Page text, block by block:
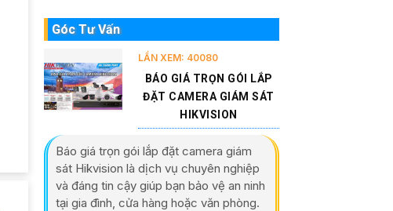
Góc Tư Vấn
LẦN XEM: 40080
BÁO GIÁ TRỌN GÓI LẮP
ĐẶT CAMERA GIÁM SÁT
HIKVISION
Báo giá trọn gói lắp đặt camera giám
sát Hikvision là dịch vụ chuyên nghiệp
và đáng tin cậy giúp bạn bảo vệ an ninh
tại gia đình, cửa hàng hoặc văn phòng.